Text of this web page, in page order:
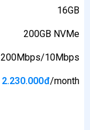
16GB
200GB NVMe
200Mbps/10Mbps
2.230.000đ/month